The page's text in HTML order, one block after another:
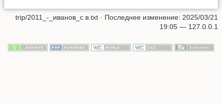
trip/2011_-_иванов_с.в.txt · Последнее изменение: 2025/03/21
19:05 — 127.0.0.1